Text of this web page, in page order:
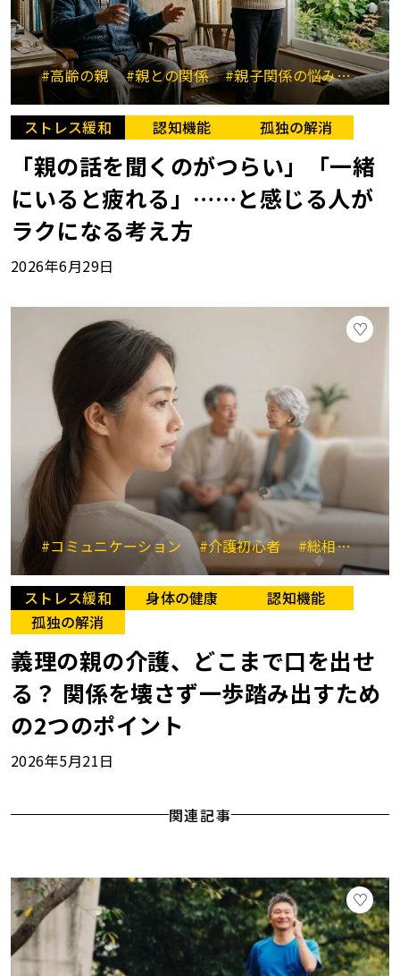
#高齢の親 #親との関係 #親子関係の悩み #コミ
ストレス緩和 認知機能 孤独の解消
「親の話を聞くのがつらい」「一緒
にいると疲れる」……と感じる人が
ラクになる考え方
2026年6月29日
#コミュニケーション #介護初心者 #総相談相手
ストレス緩和 身体の健康
認知機能
孤独の解消
義理の親の介護、どこまで口を出せ
る？ 関係を壊さず一歩踏み出すため
の2つのポイント
2026年5月21日
関連記事